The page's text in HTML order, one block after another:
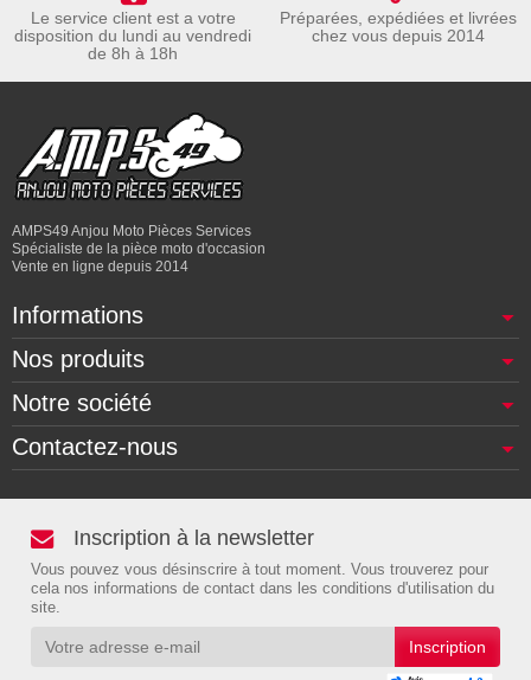
Le service client est a votre
disposition du lundi au vendredi
de 8h à 18h
Préparées, expédiées et livrées
chez vous depuis 2014
AMPS49 Anjou Moto Pièces Services
Spécialiste de la pièce moto d'occasion
Vente en ligne depuis 2014
Informations
Nos produits
Notre société
Contactez-nous
Inscription à la newsletter
Vous pouvez vous désinscrire à tout moment. Vous trouverez pour
cela nos informations de contact dans les conditions d'utilisation du
site.